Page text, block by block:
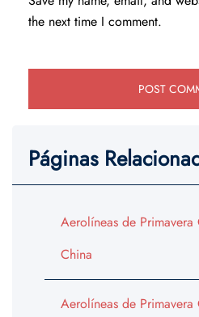
the next time I comment.
Páginas
Aerolíneas de
China
Aerolíneas de